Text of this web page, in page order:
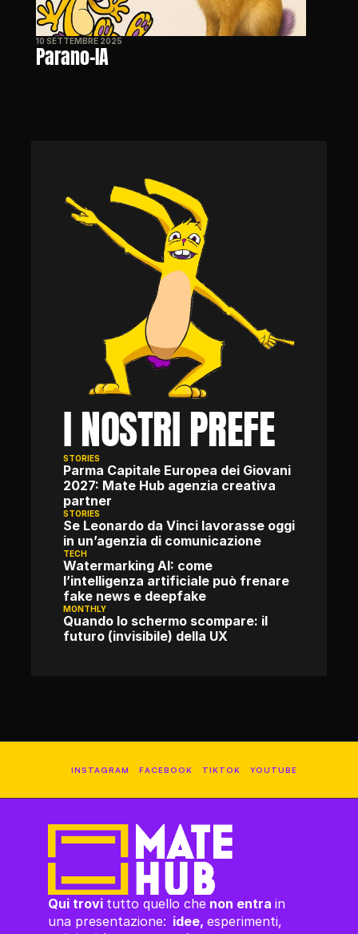
10 SETTEMBRE 2025
Parano-IA
I NOSTRI PREFE
STORIES
Parma Capitale Europea dei Giovani
2027: Mate Hub agenzia creativa
partner
STORIES
Se Leonardo da Vinci lavorasse oggi
in un’agenzia di comunicazione
TECH
Watermarking AI: come
l’intelligenza artificiale può frenare
fake news e deepfake
MONTHLY
Quando lo schermo scompare: il
futuro (invisibile) della UX
INSTAGRAM FACEBOOK TIKTOK YOUTUBE
Qui trovi tutto quello che non entra in
una presentazione:
  idee,
esperimenti,